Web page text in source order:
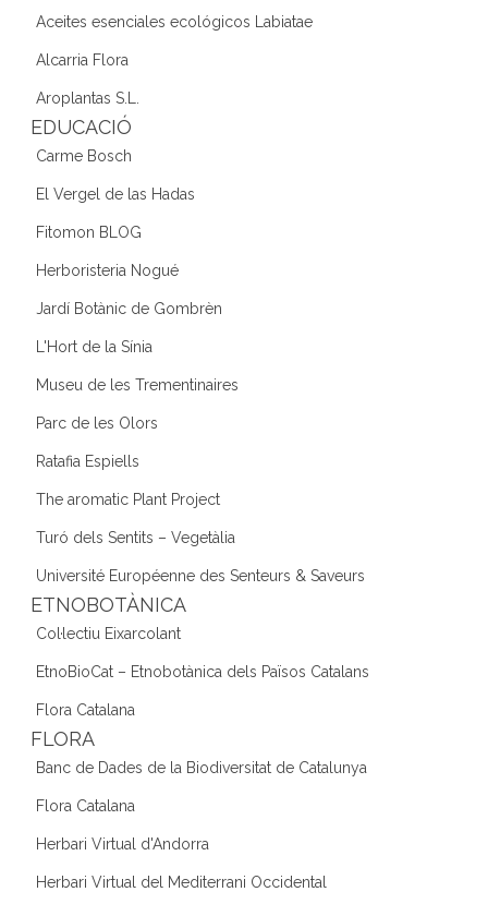
Aceites esenciales ecológicos Labiatae
Alcarria Flora
Aroplantas S.L.
EDUCACIÓ
Carme Bosch
El Vergel de las Hadas
Fitomon BLOG
Herboristeria Nogué
Jardí Botànic de Gombrèn
L'Hort de la Sínia
Museu de les Trementinaires
Parc de les Olors
Ratafia Espiells
The aromatic Plant Project
Turó dels Sentits – Vegetàlia
Université Européenne des Senteurs & Saveurs
ETNOBOTÀNICA
Col·lectiu Eixarcolant
EtnoBioCat – Etnobotànica dels Països Catalans
Flora Catalana
FLORA
Banc de Dades de la Biodiversitat de Catalunya
Flora Catalana
Herbari Virtual d'Andorra
Herbari Virtual del Mediterrani Occidental